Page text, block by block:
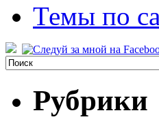
Темы по
Рубрики